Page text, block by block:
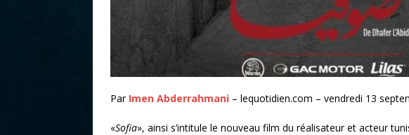
Par Imen Abderrahmani – lequotidien.com – vendredi 13
«Sofia», ainsi s’intitule le nouveau film du réalisateur et acteur